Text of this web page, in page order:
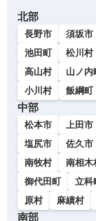
北部
長野市 須坂市
池田町
松川村
高山村
山ノ内
小川村
飯綱町
中部
松本市 上田市
塩尻市
佐久市
南牧村
南相木
御代田町
立科
原村
麻績村
南部